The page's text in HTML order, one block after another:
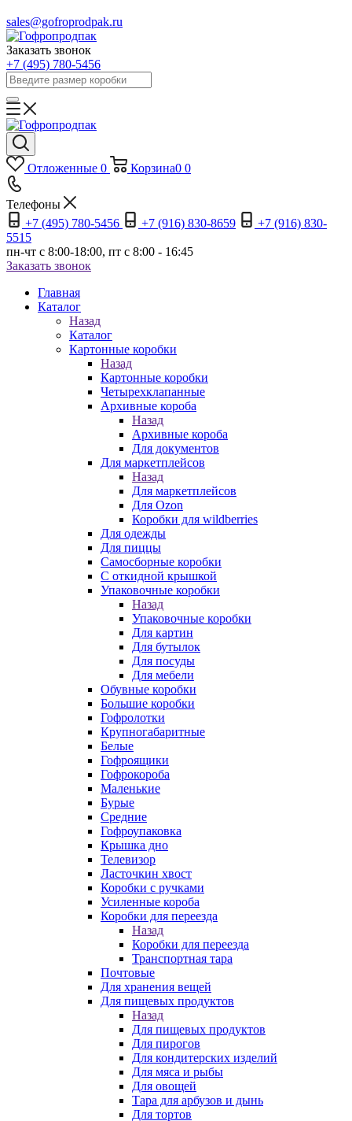
sales@gofroprodpak.ru
Заказать звонок
+7 (495) 780-5456
Отложенные 0 Корзина0 0
Телефоны
+7 (495) 780-5456
+7 (916) 830-8659
+7 (916) 830-
5515
пн-чт c 8:00-18:00, пт с 8:00 - 16:45
Заказать звонок
Главная
Каталог
Назад
Каталог
Картонные коробки
Назад
Картонные коробки
Четырехклапанные
Архивные короба
Назад
Архивные короба
Для документов
Для маркетплейсов
Назад
Для маркетплейсов
Для Ozon
Коробки для wildberries
Для одежды
Для пиццы
Самосборные коробки
С откидной крышкой
Упаковочные коробки
Назад
Упаковочные коробки
Для картин
Для бутылок
Для посуды
Для мебели
Обувные коробки
Большие коробки
Гофролотки
Крупногабаритные
Белые
Гофроящики
Гофрокороба
Маленькие
Бурые
Средние
Гофроупаковка
Крышка дно
Телевизор
Ласточкин хвост
Коробки с ручками
Усиленные короба
Коробки для переезда
Назад
Коробки для переезда
Транспортная тара
Почтовые
Для хранения вещей
Для пищевых продуктов
Назад
Для пищевых продуктов
Для пирогов
Для кондитерских изделий
Для мяса и рыбы
Для овощей
Тара для арбузов и дынь
Для тортов